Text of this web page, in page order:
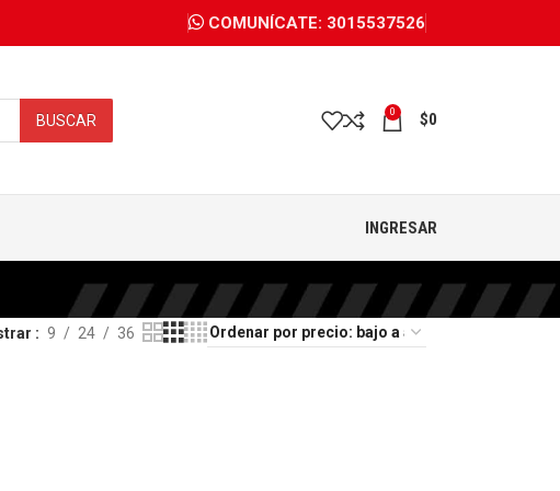
COMUNÍCATE: 3015537526
BUSCAR 0 $0
INGRESAR
9 24 36